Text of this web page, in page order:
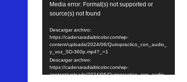
Reproductor
de
vídeo
Media error: Format(s) not supported or
source(s) not found
Descargar archivo:
https://cadenaradialtricolor.com/wp-
content/uploads/2024/06/Quiropractico_con_audio_
y_voz_SD-360p.mp4?_=1
Descargar archivo:
https://cadenaradialtricolor.com/wp-
content/uploads/2024/06/Quiropractico_con_audio_